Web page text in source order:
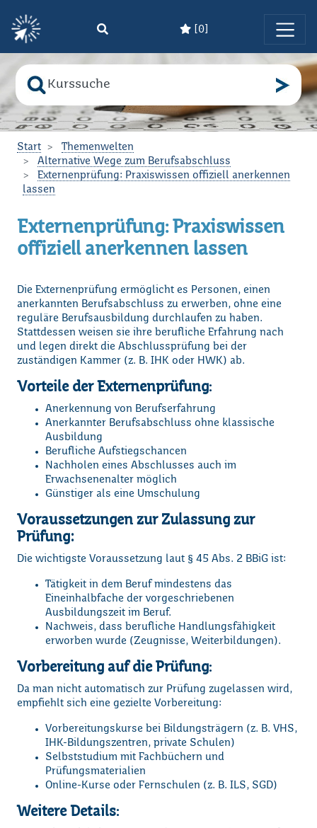
[ 0]
Suche nach
Bitte geben Sie den Suchbegriff ein!
Start
Themenwelten
Alternative Wege zum Berufsabschluss
Externenprüfung: Praxiswissen offiziell anerkennen
lassen
Externenprüfung: Praxiswissen
offiziell anerkennen lassen
Die Externenprüfung ermöglicht es Personen, einen
anerkannten Berufsabschluss zu erwerben, ohne eine
reguläre Berufsausbildung durchlaufen zu haben.
Stattdessen weisen sie ihre berufliche Erfahrung nach
und legen direkt die Abschlussprüfung bei der
zuständigen Kammer (z. B. IHK oder HWK) ab.
Vorteile der Externenprüfung:
Anerkennung von Berufserfahrung
Anerkannter Berufsabschluss ohne klassische
Ausbildung
Berufliche Aufstiegschancen
Nachholen eines Abschlusses auch im
Erwachsenenalter möglich
Günstiger als eine Umschulung
Voraussetzungen zur Zulassung zur
Prüfung:
Die wichtigste Voraussetzung laut § 45 Abs. 2 BBiG ist:
Tätigkeit in dem Beruf mindestens das
Eineinhalbfache der vorgeschriebenen
Ausbildungszeit im Beruf.
Nachweis, dass berufliche Handlungsfähigkeit
erworben wurde (Zeugnisse, Weiterbildungen).
Vorbereitung auf die Prüfung:
Da man nicht automatisch zur Prüfung zugelassen wird,
empfiehlt sich eine gezielte Vorbereitung:
Vorbereitungskurse bei Bildungsträgern (z. B. VHS,
IHK-Bildungszentren, private Schulen)
Selbststudium mit Fachbüchern und
Prüfungsmaterialien
Online-Kurse oder Fernschulen (z. B. ILS, SGD)
Weitere Details: